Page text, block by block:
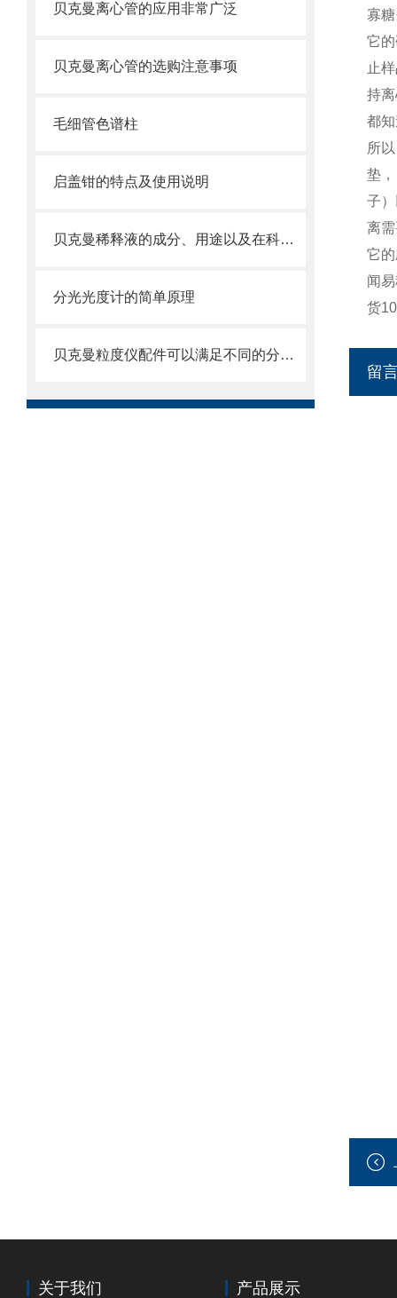
贝克曼离心管的应用非常广泛
贝克曼离心管的选购注意事项
毛细管色谱柱
启盖钳的特点及使用说明
贝克曼稀释液的成分、用途以及在科学研究中的重要性
分光光度计的简单原理
贝克曼粒度仪配件可以满足不同的分析要求
寡
它
止
持
都
所
垫
子
离
它
闻
货
留
关于我们 产品展示